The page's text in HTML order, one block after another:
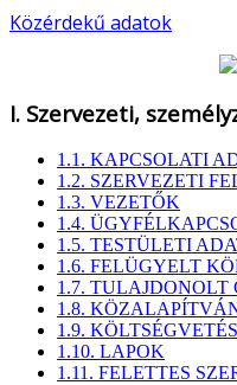
Közérdekű adatok
I. Szervezeti,
1.1. KAPCSOLATI
1.2. SZERVEZETI
1.3. VEZETŐK
1.4.
1.5. TESTÜLETI
1.6. FELÜGYELT
1.7.
1.8.
1.9.
1.10. LAPOK
1.11. FELETTES